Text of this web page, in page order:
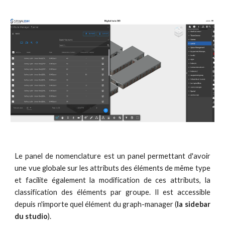
Le panel de nomenclature est un panel permettant d'avoir
une vue globale sur les attributs des éléments de même type
et facilite également la modification de ces attributs, la
classification des éléments par groupe. Il est accessible
depuis n'importe quel élément du graph-manager (la sidebar
du studio).